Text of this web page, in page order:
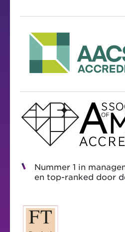
Nummer 1 in
en top-ranked door